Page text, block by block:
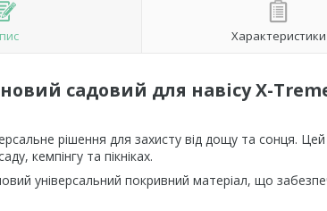
Характеристики
садовий для навісу X-
рішення для захисту від дощу та сонця.
кемпінгу та пікніках.
універсальний покривний матеріал, що